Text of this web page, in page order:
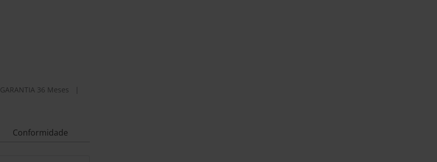
GARANTIA 36 Meses
Conformidade